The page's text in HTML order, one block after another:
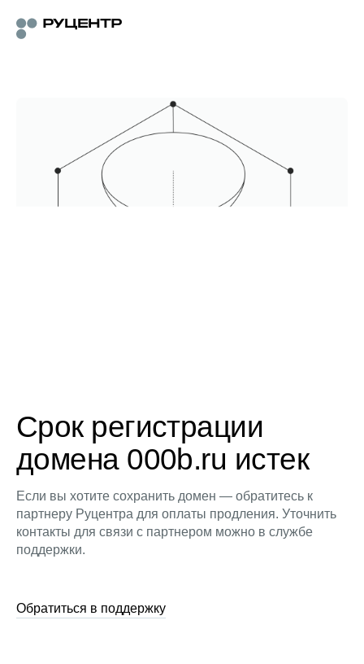
Срок регистрации
домена 000b.ru истек
Если вы хотите сохранить домен — обратитесь к
партнеру Руцентра для оплаты продления. Уточнить
контакты для связи с партнером можно в службе
поддержки.
Обратиться в поддержку